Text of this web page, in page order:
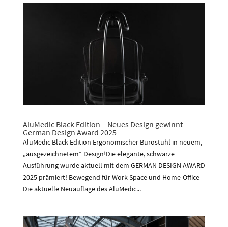
AluMedic Black Edition – Neues Design gewinnt
German Design Award 2025
AluMedic Black Edition Ergonomischer Bürostuhl in neuem,
„ausgezeichnetem“ Design!Die elegante, schwarze
Ausführung wurde aktuell mit dem GERMAN DESIGN AWARD
2025 prämiert! Bewegend für Work-Space und Home-Office
Die aktuelle Neuauflage des AluMedic...